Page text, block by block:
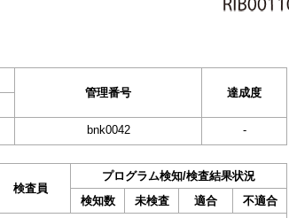
管理番号
達成度
bnk0042 -
検査員
プログラム検知/検査結果状況
検知数
未検査 適合 不適合